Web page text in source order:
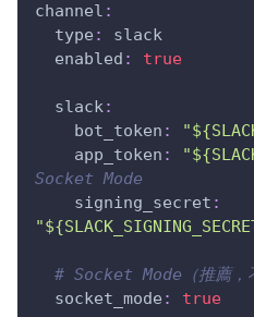
channel :
type :
slack
enabled : true
slack:
bot_token :
app_token :
Socket Mode
signing_secret :
# Socket Mode（推薦，
socket_mode : true